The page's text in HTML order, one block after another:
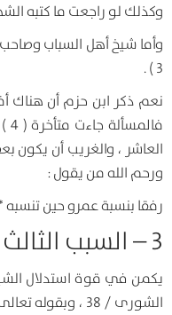
وكذلك لو راجعت ما كتبه
وأما شيخ أهل السباب
3 ) .
نعم ذكر ابن حزم أن هناك
العاشر ، والغريب أن
ورحم الله من يقول :
رفقا بنسبة عمرو حين
3 – السبب الثالث في رمي الشيعة بالفارسية :
يكمن في قوة استدلال